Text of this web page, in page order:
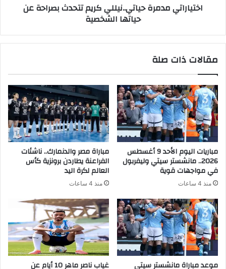
اختياراتي مدمرة حياتي..نيللي كريم تتحدث بصراحة عن
حياتها الشخصية
مقالات ذات صلة
مباريات اليوم الأحد 9 أغسطس
2026.. مانشستر سيتي وليفربول
في مواجهات قوية
منذ 4 ساعات
مباراة مصر والدنمارك.. ناشئات
الفراعنة يطاردن برونزية كأس
العالم لكرة اليد
منذ 4 ساعات
موعد مباراة مانشستر سيتى غياب ناصر ماهر 10 أيام عن